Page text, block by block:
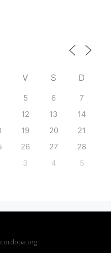
V S D
5 6
7
12 13
14
19 20
21
26 27
28
3 4 5